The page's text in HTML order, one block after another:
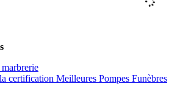
certification Meilleures Pompes Funèbres